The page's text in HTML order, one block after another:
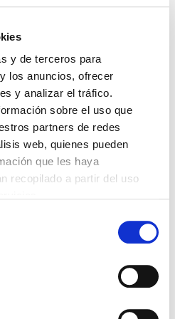
y de terceros para
los anuncios, ofrecer
y analizar el tráfico.
sobre el uso que
partners de redes
web, quienes pueden
que les haya
recopilado a partir del uso
al cuándo. La
sobre todo para los
ya que durante el
turística, no es la
el preciado manjar.
a encontrar, pero la
y nécoras por ejemplo
que os recomendamos
platos si venís en esos
carnes y pescados se